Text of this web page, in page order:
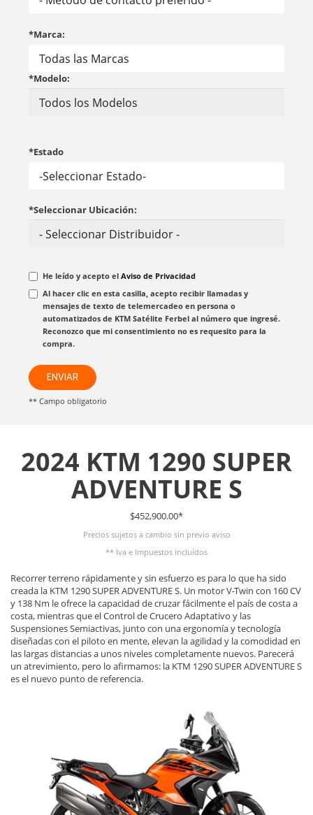
*Marca:
*Modelo:
*Estado
*Seleccionar Ubicación:
He leído y acepto el Aviso de Privacidad
Al hacer clic en esta casilla, acepto recibir llamadas y
mensajes de texto de telemercadeo en persona o
automatizados de KTM Satélite Ferbel al número que ingresé.
Reconozco que mi consentimiento no es requesito para la
compra.
ENVIAR
** Campo obligatorio
2024 KTM 1290 SUPER
ADVENTURE S
$452,900.00*
Precios sujetos a cambio sin previo aviso
** Iva e Impuestos incluídos
Recorrer terreno rápidamente y sin esfuerzo es para lo que ha sido
creada la KTM 1290 SUPER ADVENTURE S. Un motor V-Twin con 160 CV
y 138 Nm le ofrece la capacidad de cruzar fácilmente el país de costa a
costa, mientras que el Control de Crucero Adaptativo y las
Suspensiones Semiactivas, junto con una ergonomía y tecnología
diseñadas con el piloto en mente, elevan la agilidad y la comodidad en
las largas distancias a unos niveles completamente nuevos. Parecerá
un atrevimiento, pero lo afirmamos: la KTM 1290 SUPER ADVENTURE S
es el nuevo punto de referencia.